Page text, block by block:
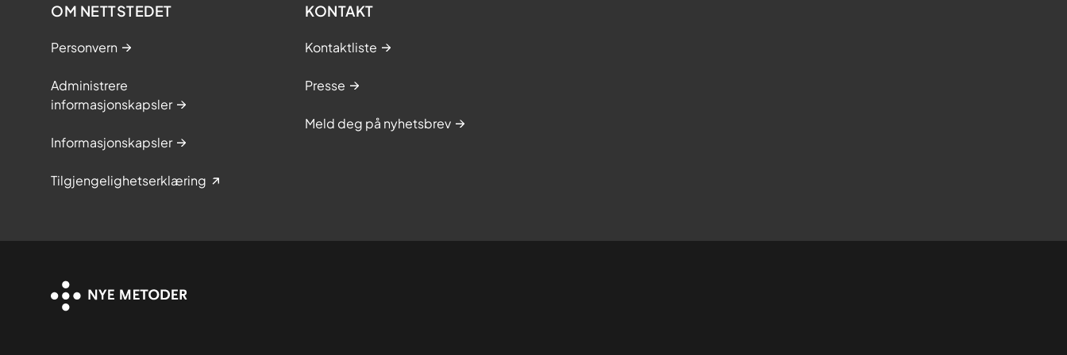
OM NETTSTEDET
Personvern
Administrere
informasjonskapsler
Informasjonskapsler
Tilgjengelighetserklæring
KONTAKT
Kontaktliste
Presse
Meld deg på nyhetsbrev